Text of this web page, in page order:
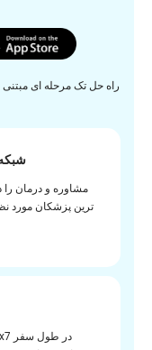
راه حل تک مرحله ای مبتنی
مشاوره و درمان را
ترین پزشکان مورد